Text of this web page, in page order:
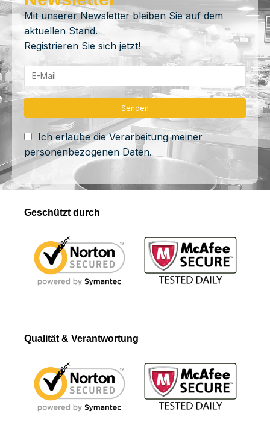
Mit unserer Newsletter bleiben Sie auf dem
aktuellen Stand.
Registrieren Sie sich jetzt!
Ich erlaube die Verarbeitung meiner
personenbezogenen Daten.
Geschützt durch
Qualität & Verantwortung